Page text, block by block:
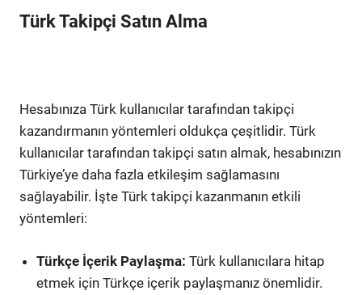
Türk Takipçi Satın Alma
Hesabınıza Türk kullanıcılar tarafından takipçi
kazandırmanın yöntemleri oldukça çeşitlidir. Türk
kullanıcılar tarafından takipçi satın almak, hesabınızın
Türkiye’ye daha fazla etkileşim sağlamasını
sağlayabilir. İşte Türk takipçi kazanmanın etkili
yöntemleri:
Türkçe İçerik Paylaşma: Türk kullanıcılara hitap
etmek için Türkçe içerik paylaşmanız önemlidir.